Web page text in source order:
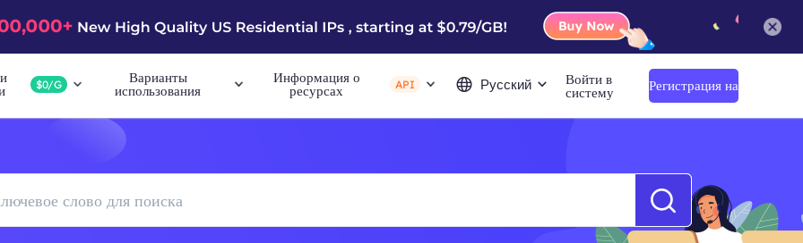
$0/G Варианты
использования
Информация о
ресурсах API Русский Войти в
систему
Регистрация на
сайте